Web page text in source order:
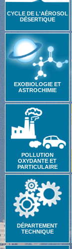
CYCLE DE L'AÉROSOL
DÉSERTIQUE
EXOBIOLOGIE ET
ASTROCHIMIE
POLLUTION
OXYDANTE ET
PARTICULAIRE
DÉPARTEMENT
TECHNIQUE